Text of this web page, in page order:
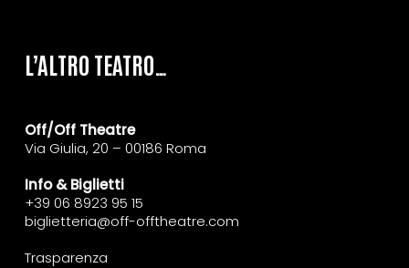
L’ALTRO TEATRO…
Off/Off Theatre
Via Giulia, 20 – 00186 Roma
Info & Biglietti
+39 06 8923 95 15
biglietteria@off-offtheatre.com
Trasparenza